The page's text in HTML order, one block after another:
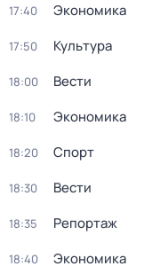
17:40 Экономика
17:50 Культура
18:00 Вести
18:10 Экономика
18:20 Спорт
18:30 Вести
18:35 Репортаж
18:40 Экономика